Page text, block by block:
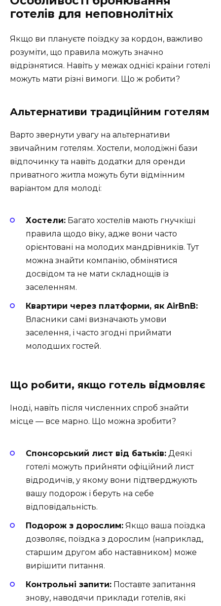
готелів для неповнолітніх
Якщо ви плануєте поїздку за кордон, важливо
розуміти, що правила можуть значно
відрізнятися. Навіть у межах однієї країни готелі
можуть мати різні вимоги. Що ж робити?
Альтернативи традиційним готелям
Варто звернути увагу на альтернативи
звичайним готелям. Хостели, молодіжні бази
відпочинку та навіть додатки для оренди
приватного житла можуть бути відмінним
варіантом для молоді:
Хостели: Багато хостелів мають гнучкіші
правила щодо віку, адже вони часто
орієнтовані на молодих мандрівників. Тут
можна знайти компанію, обмінятися
досвідом та не мати складнощів із
заселенням.
Квартири через платформи, як AirBnB:
Власники самі визначають умови
заселення, і часто згодні приймати
молодших гостей.
Що робити, якщо готель відмовляє
Іноді, навіть після численних спроб знайти
місце — все марно. Що можна зробити?
Спонсорський лист від батьків: Деякі
готелі можуть прийняти офіційний лист
відродичів, у якому вони підтверджують
вашу подорож і беруть на себе
відповідальність.
Подорож з дорослим: Якщо ваша поїздка
дозволяє, поїздка з дорослим (наприклад,
старшим другом або наставником) може
вирішити питання.
Контрольні запити: Поставте запитання
знову, наводячи приклади готелів, які